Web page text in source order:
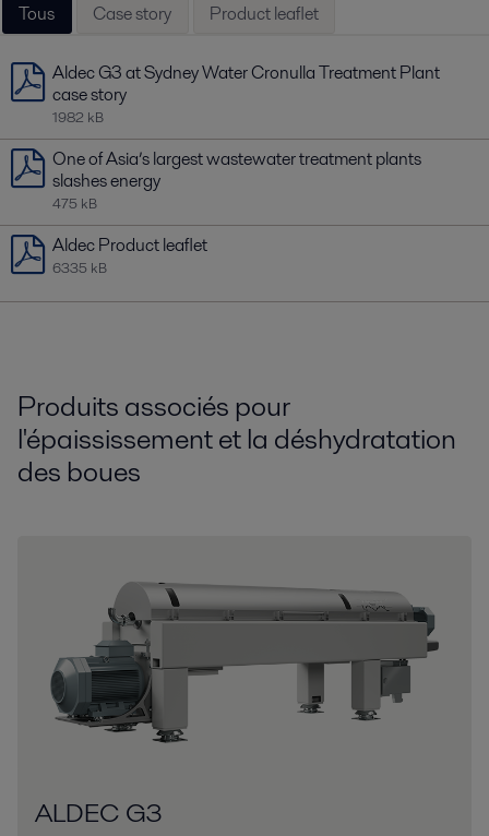
Tous Case story Product leaflet
Aldec G3 at Sydney Water Cronulla Treatment Plant
case story
1982 kB
One of Asia’s largest wastewater treatment plants
slashes energy
475 kB
Aldec Product leaflet
6335 kB
Produits associés pour
l'épaississement et la déshydratation
des boues
ALDEC G3